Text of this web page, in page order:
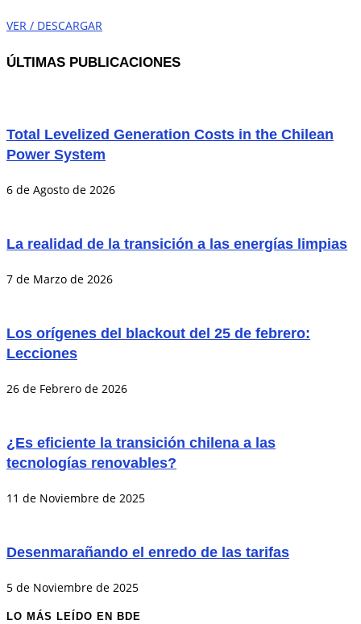
VER / DESCARGAR
ÚLTIMAS PUBLICACIONES
Total Levelized Generation Costs in the Chilean
Power System
6 de Agosto de 2026
La realidad de la transición a las energías limpias
7 de Marzo de 2026
Los orígenes del blackout del 25 de febrero:
Lecciones
26 de Febrero de 2026
¿Es eficiente la transición chilena a las
tecnologías renovables?
11 de Noviembre de 2025
Desenmarañando el enredo de las tarifas
5 de Noviembre de 2025
LO MÁS LEÍDO EN BDE